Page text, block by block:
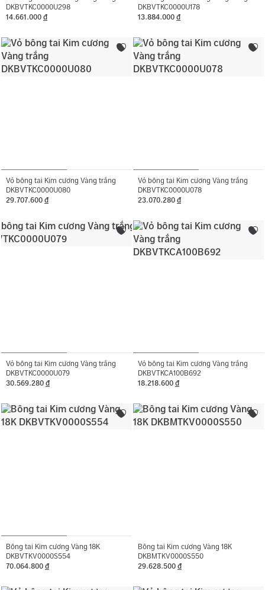
DKBVTKC0000U298
14.661.000 đ
DKBVTKC0000U178
13.884.000 đ
Vỏ bông tai Kim cương Vàng trắng
DKBVTKC0000U080
29.707.600 đ
Vỏ bông tai Kim cương Vàng trắng
DKBVTKC0000U078
23.070.280 đ
Vỏ bông tai Kim cương Vàng trắng
DKBVTKC0000U079
30.569.280 đ
Vỏ bông tai Kim cương Vàng trắng
DKBVTKCA100B692
18.218.600 đ
Bông tai Kim cương Vàng 18K
DKBVTKV0000S554
70.064.800 đ
Bông tai Kim cương Vàng 18K
DKBMTKV0000S550
29.628.500 đ